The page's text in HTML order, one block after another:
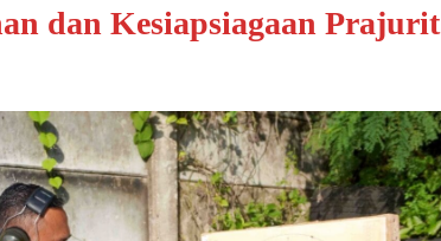
dan Kesiapsiagaan Prajurit